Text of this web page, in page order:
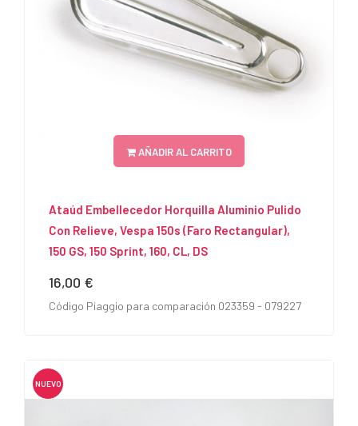
AÑADIR AL CARRITO
Ataúd Embellecedor Horquilla Aluminio Pulido
Con Relieve, Vespa 150s (faro Rectangular),
150 GS, 150 Sprint, 160, CL, DS
Precio
16,00 €
Código Piaggio para comparación 023359 - 079227
NUEVO